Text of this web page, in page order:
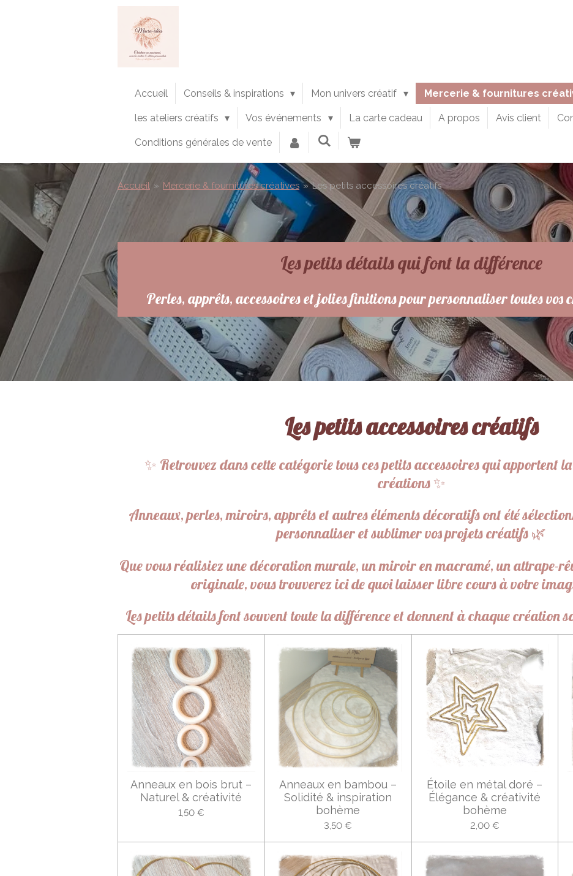
Accueil Conseils & inspirations Mon univers créatif Mercerie & fournitures
les ateliers créatifs Vos événements La carte cadeau A propos Avis client
Conditions générales de vente
Accueil » Mercerie & fournitures créatives » Les petits accessoires créatifs
Les petits détails qui font la différence
Perles, apprêts, accessoires et jolies finitions pour personnaliser toutes vos
Les petits accessoires créatifs
✨ Retrouvez dans cette catégorie tous ces petits accessoires qui apportent
créations ✨
Anneaux, perles, miroirs, apprêts et autres éléments décoratifs ont été
personnaliser et sublimer vos projets créatifs 🌿
Que vous réalisiez une décoration murale, un miroir en macramé, un attrape-
originale, vous trouverez ici de quoi laisser libre cours à votre
Les petits détails font souvent toute la différence et donnent à chaque création
Anneaux en bois brut –
Naturel & créativité
1,50 €
Anneaux en bambou –
Solidité & inspiration
bohème
3,50 €
Étoile en métal doré –
Élégance & créativité
bohème
2,00 €